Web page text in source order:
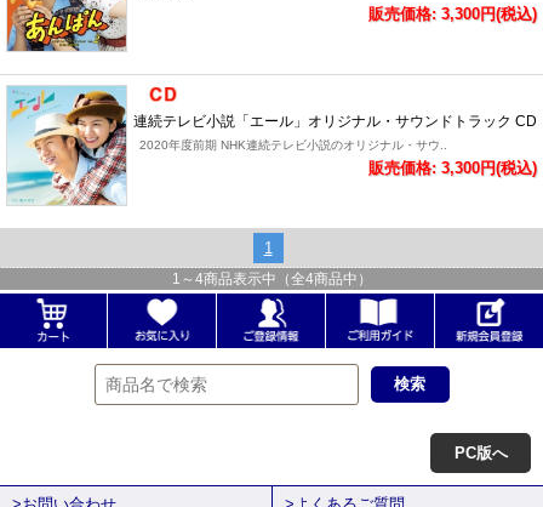
販売価格: 3,300円(税込)
連続テレビ小説「エール」オリジナル・サウンドトラック CD
2020年度前期 NHK連続テレビ小説のオリジナル・サウ..
販売価格: 3,300円(税込)
1
1 ～ 4商品表示中（全4商品中）
PC版へ